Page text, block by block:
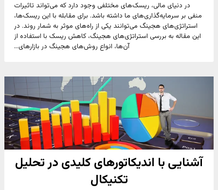
در دنیای مالی، ریسک‌های مختلفی وجود دارد که می‌تواند تاثیرات
منفی بر سرمایه‌گذاری‌های ما داشته باشد. برای مقابله با این ریسک‌ها،
استراتژی‌های هجینگ می‌توانند یکی از راه‌های موثر به شمار روند. در
این مقاله به بررسی استراتژی‌های هجینگ، کاهش ریسک با استفاده از
آن‌ها، انواع روش‌های هجینگ در بازارهای...
آشنایی با اندیکاتورهای کلیدی در تحلیل
تکنیکال